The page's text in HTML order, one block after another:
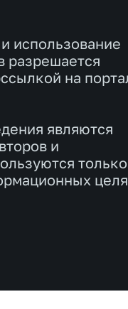
использование
разрешается
на
являются
и